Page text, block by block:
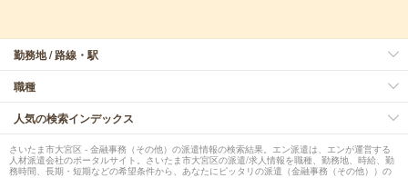
勤務地 / 路線・駅
職種
人気の検索インデックス
さいたま市大宮区 - 金融事務（その他）の派遣情報の検索結果。エン派遣は、エンが運営する
人材派遣会社のポータルサイト。さいたま市大宮区の派遣/求人情報を職種、勤務地、時給、勤
務時間、長期・短期などの希望条件から、あなたにピッタリの派遣（金融事務（その他））の